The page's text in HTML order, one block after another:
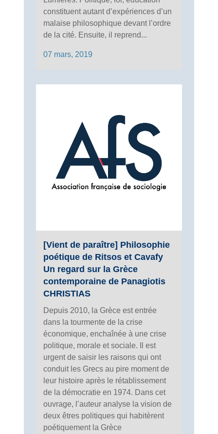
constituent autant d’expériences d’un
malaise philosophique devant l’ordre
de la cité. Ensuite, il reprend...
07 mars, 2019
[Vient de paraître] Philosophie
poétique de Ritsos et Cavafy
Un regard sur la Grèce
contemporaine de Panagiotis
CHRISTIAS
Depuis 2010, la Grèce est entrée
dans la tourmente de la crise
économique, enchaînée à une crise
politique, morale et sociale. Il est
urgent de saisir les raisons qui ont
conduit les Grecs au pire moment de
leur histoire après le rétablissement
de la démocratie en 1974. Dans cet
ouvrage, l’auteur analyse la vision de
deux êtres politiques qui habitèrent
poétiquement la Grèce